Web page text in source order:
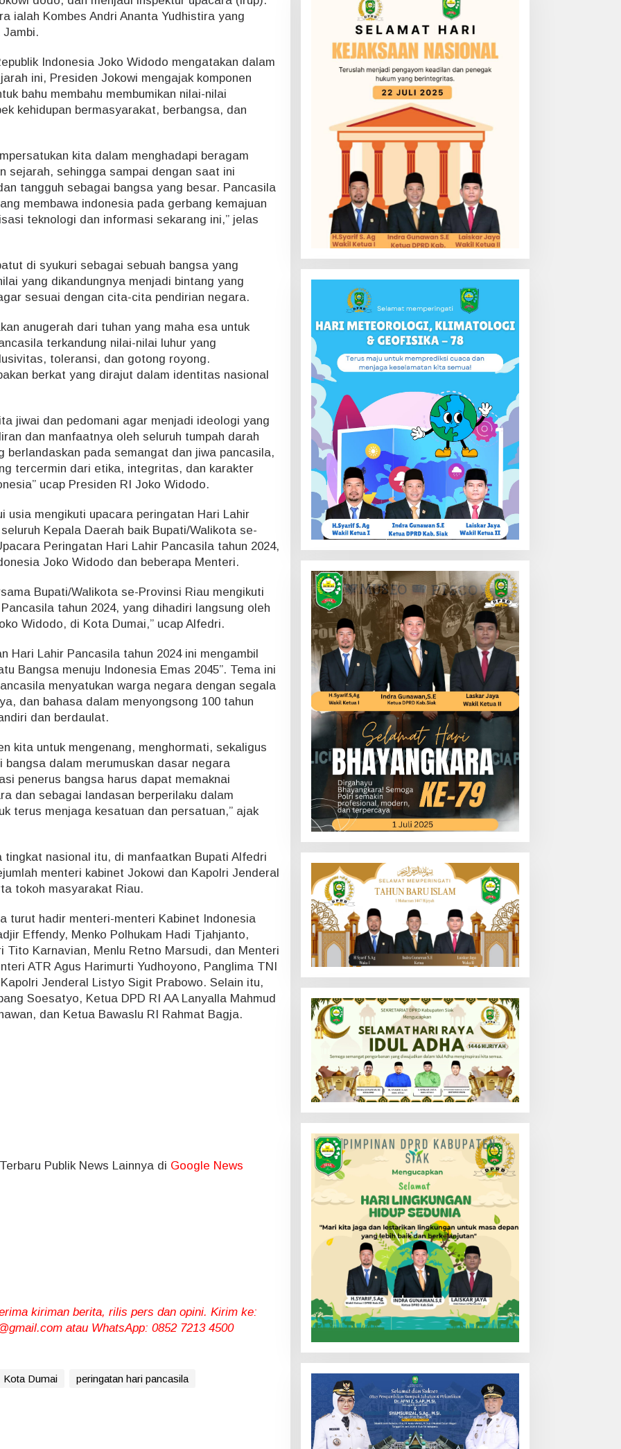
ialah Kombes Andri Ananta Yudhistira yang
Jambi.
Indonesia Joko Widodo mengatakan dalam
ini, Presiden Jokowi mengajak komponen
bahu membahu membumikan nilai-nilai
kehidupan bermasyarakat, berbangsa, dan
kita dalam menghadapi beragam
sejarah, sehingga sampai dengan saat ini
tangguh sebagai bangsa yang besar. Pancasila
membawa indonesia pada gerbang kemajuan
teknologi dan informasi sekarang ini,” jelas
di syukuri sebagai sebuah bangsa yang
yang dikandungnya menjadi bintang yang
sesuai dengan cita-cita pendirian negara.
anugerah dari tuhan yang maha esa untuk
terkandung nilai-nilai luhur yang
toleransi, dan gotong royong.
berkat yang dirajut dalam identitas nasional
jiwai dan pedomani agar menjadi ideologi yang
dan manfaatnya oleh seluruh tumpah darah
berlandaskan pada semangat dan jiwa pancasila,
tercermin dari etika, integritas, dan karakter
ucap Presiden RI Joko Widodo.
usia mengikuti upacara peringatan Hari Lahir
Kepala Daerah baik Bupati/Walikota se-
Peringatan Hari Lahir Pancasila tahun 2024,
Joko Widodo dan beberapa Menteri.
Bupati/Walikota se-Provinsi Riau mengikuti
tahun 2024, yang dihadiri langsung oleh
Widodo, di Kota Dumai,” ucap Alfedri.
Hari Lahir Pancasila tahun 2024 ini mengambil
Bangsa menuju Indonesia Emas 2045”. Tema ini
menyatukan warga negara dengan segala
dan bahasa dalam menyongsong 100 tahun
dan berdaulat.
kita untuk mengenang, menghormati, sekaligus
bangsa dalam merumuskan dasar negara
penerus bangsa harus dapat memaknai
dan sebagai landasan berperilaku dalam
terus menjaga kesatuan dan persatuan,” ajak
tingkat nasional itu, di manfaatkan Bupati Alfedri
menteri kabinet Jokowi dan Kapolri Jenderal
tokoh masyarakat Riau.
turut hadir menteri-menteri Kabinet Indonesia
Effendy, Menko Polhukam Hadi Tjahjanto,
Tito Karnavian, Menlu Retno Marsudi, dan Menteri
ATR Agus Harimurti Yudhoyono, Panglima TNI
Jenderal Listyo Sigit Prabowo. Selain itu,
Soesatyo, Ketua DPD RI AA Lanyalla Mahmud
dan Ketua Bawaslu RI Rahmat Bagja.
Publik News Lainnya di Google News
kiriman berita, rilis pers dan opini. Kirim ke:
atau WhatsApp: 0852 7213 4500
Kota Dumai
peringatan hari pancasila